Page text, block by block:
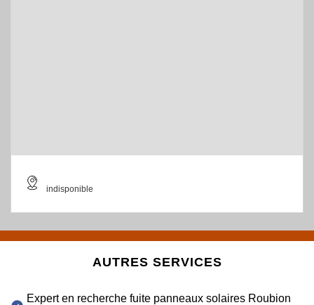
indisponible
AUTRES SERVICES
Expert en recherche fuite panneaux solaires Roubion